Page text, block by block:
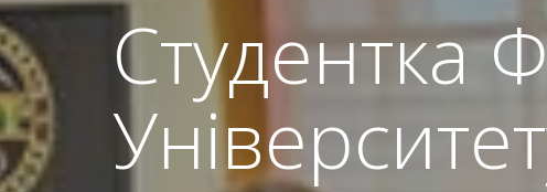
Студентка